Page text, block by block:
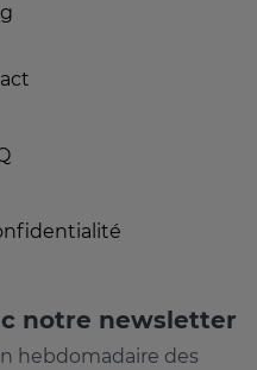
notre newsletter
hebdomadaire des